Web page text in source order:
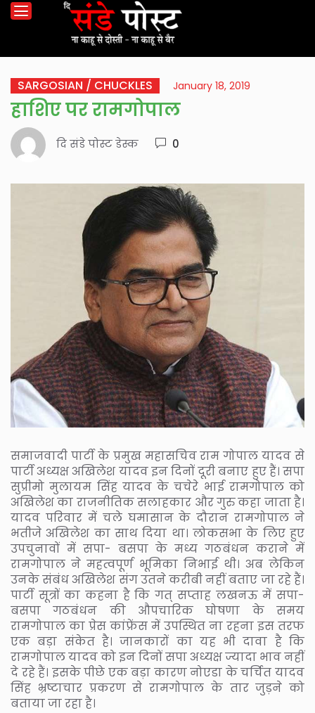
SARGOSIAN / CHUCKLES January 18, 2019
हाशिए पर रामगोपाल
दि संडे पोस्ट डेस्क 0
समाजवादी पार्टी के प्रमुख महासचिव राम गोपाल यादव से
पार्टी अध्यक्ष अखिलेश यादव इन दिनों दूरी बनाए हुए हैं। सपा
सुप्रीमो मुलायम सिंह यादव के चचेरे भाई रामगोपाल को
अखिलेश का राजनीतिक सलाहकार और गुरु कहा जाता है।
यादव परिवार में चले घमासान के दौरान रामगोपाल ने
भतीजे अखिलेश का साथ दिया था। लोकसभा के लिए हुए
उपचुनावों में सपा- बसपा के मध्य गठबंधन कराने में
रामगोपाल ने महत्वपूर्ण भूमिका निभाई थी। अब लेकिन
उनके संबंध अखिलेश संग उतने करीबी नहीं बताए जा रहे हैं।
पार्टी सूत्रों का कहना है कि गत् सप्ताह लखनऊ में सपा-
बसपा गठबंधन की औपचारिक घोषणा के समय
रामगोपाल का प्रेस कांफ्रेंस में उपस्थित ना रहना इस तरफ
एक बड़ा संकेत है। जानकारों का यह भी दावा है कि
रामगोपाल यादव को इन दिनों सपा अध्यक्ष ज्यादा भाव नहीं
दे रहे हैं। इसके पीछे एक बड़ा कारण नोएडा के चर्चित यादव
सिंह भ्रष्टाचार प्रकरण से रामगोपाल के तार जुड़ने को
बताया जा रहा है।